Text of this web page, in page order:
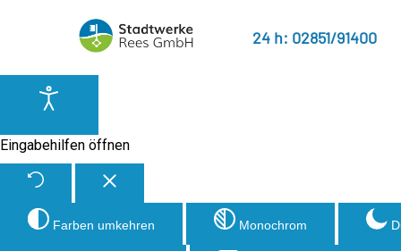
Eingabehilfen öffnen
Farben umkehren Monochrom
24 h: 02851/91400